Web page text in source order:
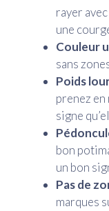
rayer
une
Couleur
sans
Poids
prenez
signe
bon
un bon
Pas de
marques